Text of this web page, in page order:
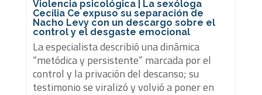
Violencia psicológica | La sexóloga
Cecilia Ce expuso su separación de
Nacho Levy con un descargo sobre el
control y el desgaste emocional
La especialista describió una dinámica
“metódica y persistente” marcada por el
control y la privación del descanso; su
testimonio se viralizó y volvió a poner en